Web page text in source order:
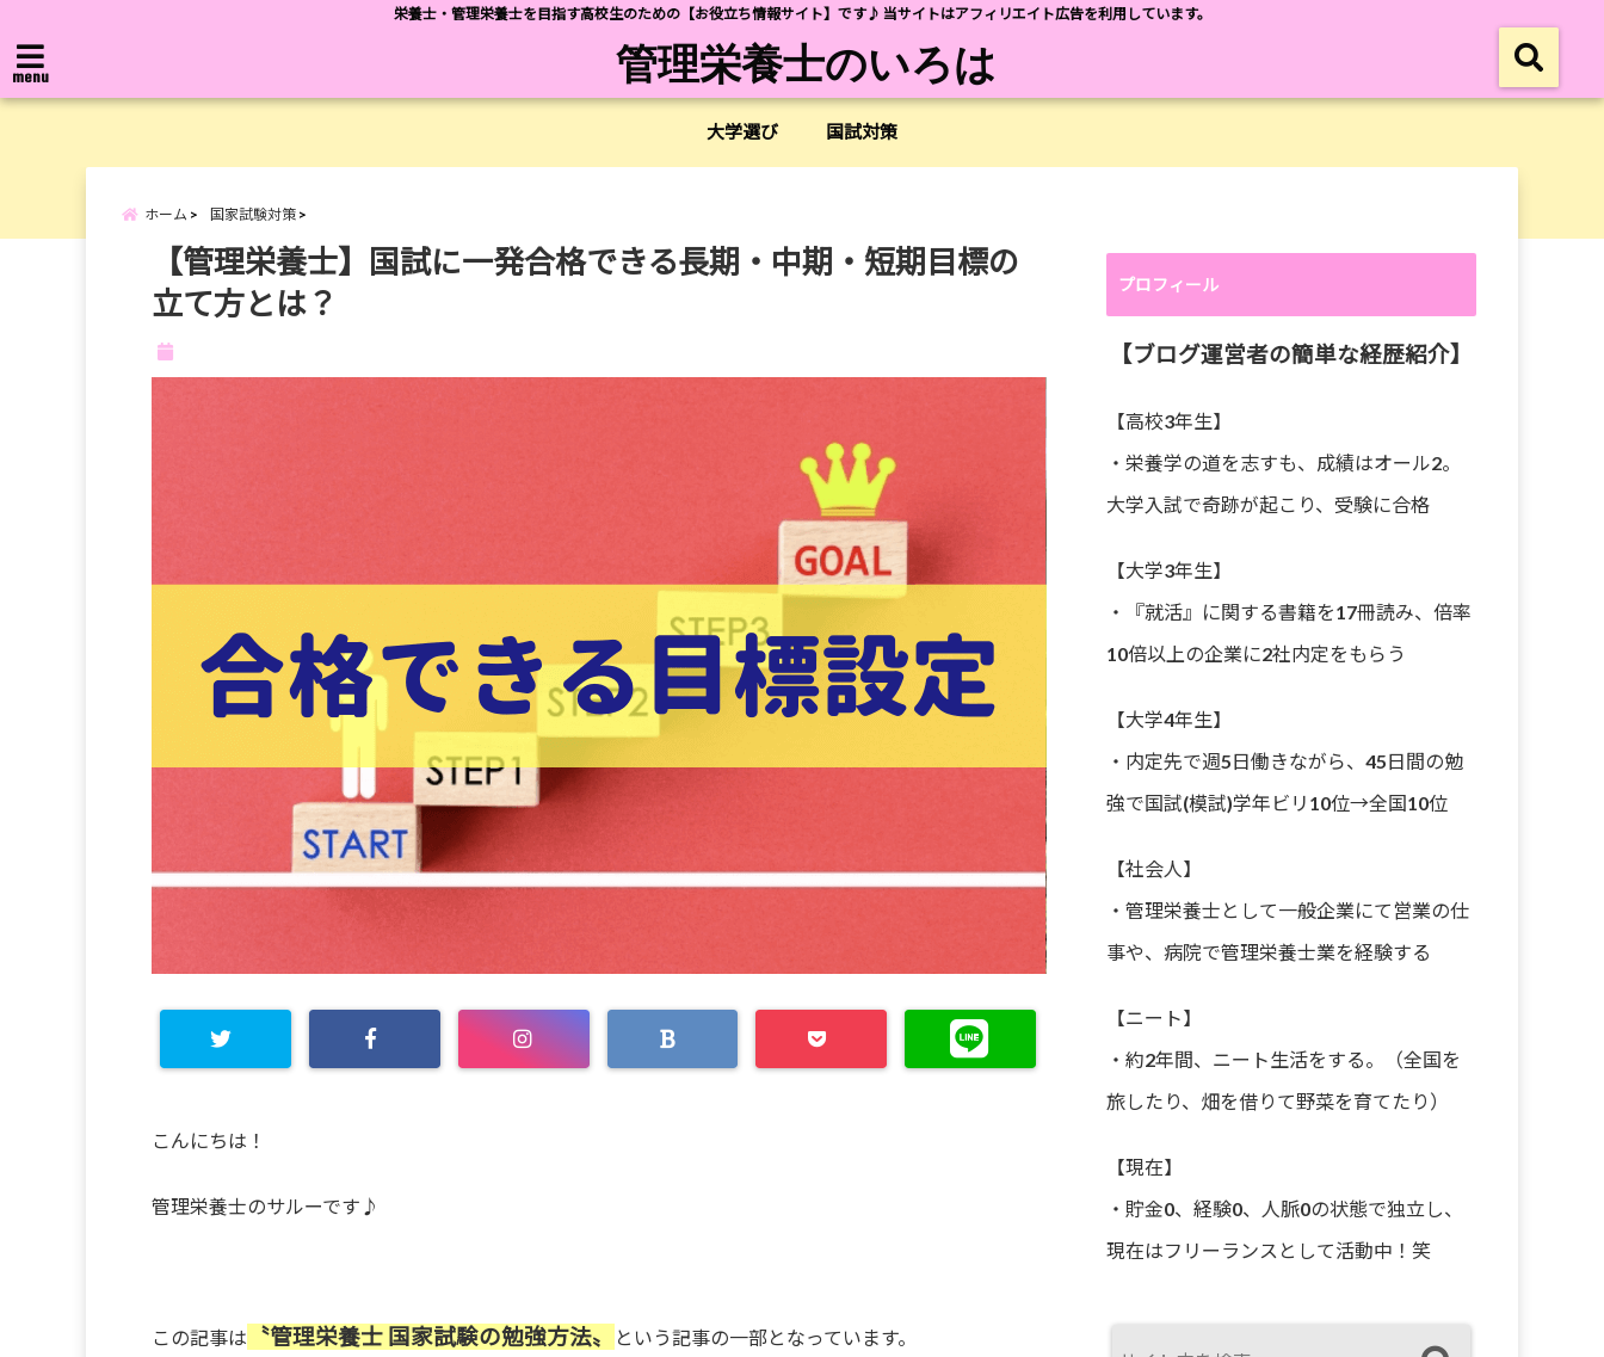
栄養士・管理栄養士を目指す高校生のための【お役立ち情報サイト】です♪ 当サイトはアフィリエイト広告を利用しています。
menu 管理栄養士のいろは
大学選び 国試対策
ホーム 国家試験対策
【管理栄養士】国試に一発合格できる長期・中期・短期目標の
立て方とは？
こんにちは！
管理栄養士のサルーです♪
この記事は 〝管理栄養士 国家試験の勉強方法〟 という記事の一部となっています。
プロフィール
【ブログ運営者の簡単な経歴紹介】
【高校3年生】
・栄養学の道を志すも、成績はオール2。
大学入試で奇跡が起こり、受験に合格
【大学3年生】
・『就活』に関する書籍を17冊読み、倍率
10倍以上の企業に2社内定をもらう
【大学4年生】
・内定先で週5日働きながら、45日間の勉
強で国試(模試)学年ビリ10位→全国10位
【社会人】
・管理栄養士として一般企業にて営業の仕
事や、病院で管理栄養士業を経験する
【ニート】
・約2年間、ニート生活をする。（全国を
旅したり、畑を借りて野菜を育てたり）
【現在】
・貯金0、経験0、人脈0の状態で独立し、
現在はフリーランスとして活動中！笑